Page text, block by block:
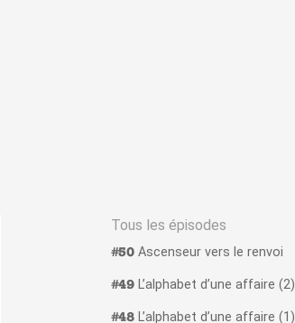
Tous les épisodes
#50Ascenseur vers le renvoi
#49L’alphabet d’une affaire (2)
#48L’alphabet d’une affaire (1)